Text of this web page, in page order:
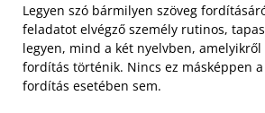
Legyen szó bármilyen szöveg
feladatot elvégző személy rutinos,
legyen, mind a két nyelvben, amelyikről
fordítás történik. Nincs ez másképpen
fordítás esetében sem.